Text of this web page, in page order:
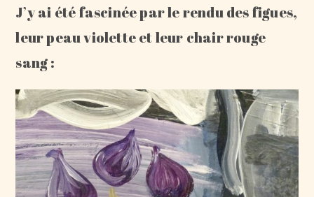
J’y ai été fascinée par le rendu des figues,
leur peau violette et leur chair rouge
sang :